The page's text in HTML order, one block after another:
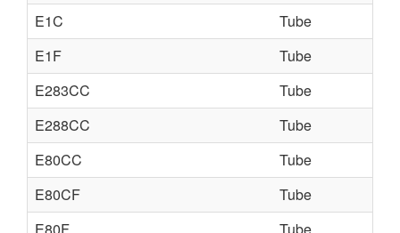
E1C
Tube
E1F
Tube
E283CC
Tube
E288CC
Tube
E80CC
Tube
E80CF
Tube